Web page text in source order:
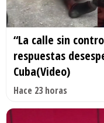
“La calle sin
respuestas
Cuba(Video)
Hace 23 horas